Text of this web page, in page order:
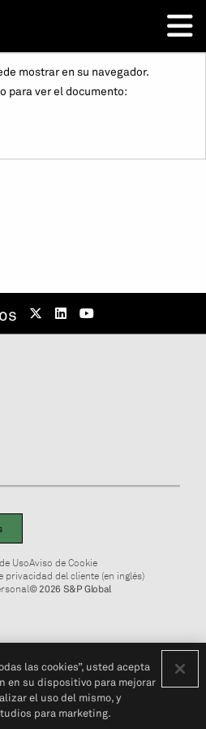
mostrar en su navegador.
para ver el documento:
UsoAviso de Cookie
privacidad del cliente (en inglés)
© 2026 S&P Global
las cookies”, usted acepta
en su dispositivo para mejorar
el uso del mismo, y
para marketing.